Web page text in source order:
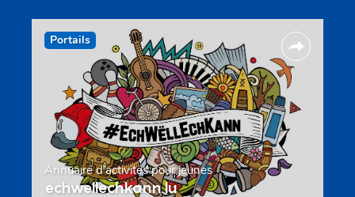
Portails
Annuaire d’activités pour jeunes
echwellechkann.lu